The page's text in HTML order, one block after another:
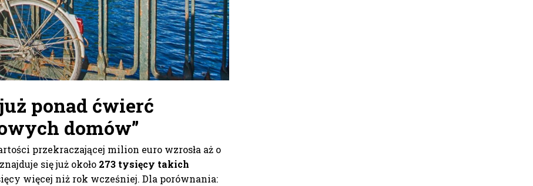
ponad ćwierć
domów”
przekraczającej milion euro wzrosła aż o
się już około 273 tysięcy takich
więcej niż rok wcześniej. Dla porównania: